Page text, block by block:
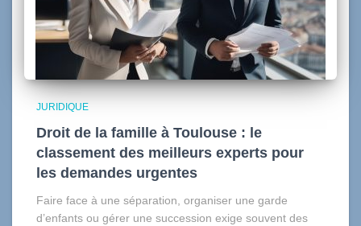
JURIDIQUE
Droit de la famille à Toulouse : le
classement des meilleurs experts pour
les demandes urgentes
Faire face à une séparation, organiser une garde
d’enfants ou gérer une succession exige souvent des